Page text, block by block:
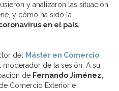
y analizaron las situación
y cómo ha sido la
en el país.
del Máster en Comercio
moderador de la sesión. A su
de Fernando Jiménez,
Comercio Exterior e